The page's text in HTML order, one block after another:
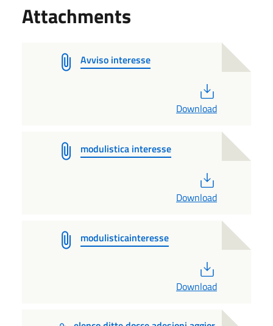
Attachments
Avviso interesse
Download
modulistica interesse
Download
modulisticainteresse
Download